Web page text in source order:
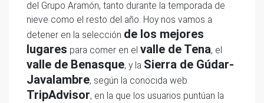
del Grupo Aramón, tanto durante la temporada de
nieve como el resto del año. Hoy nos vamos a
detener en la selección de los mejores
lugares para comer en el valle de Tena, el
valle de Benasque, y la Sierra de Gúdar-
Javalambre, según la conocida web
TripAdvisor, en la que los usuarios puntúan la